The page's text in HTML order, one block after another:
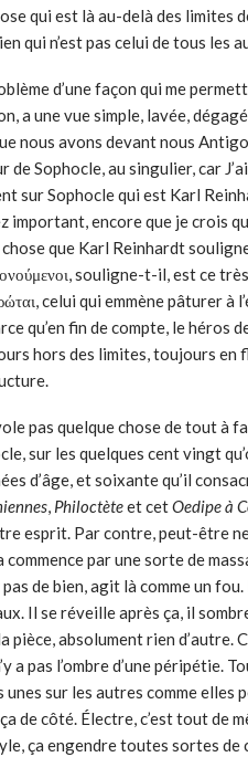
qui est là au-delà des limites
qui n’est pas celui de tous les
d’une façon qui me
a une vue simple, lavée,
nous avons devant nous
Sophocle, au singulier, car
sur Sophocle qui est Karl
important, encore que je crois
chose que Karl Reinhardt
souligne-t-il, est ce
celui qui emmène pâturer à
qu’en fin de compte, le
hors des limites, toujours en
pas quelque chose de tout
sur les quelques cent vingt
d’âge, et soixante qu’il
, Philoctèteet cetOedipe à
esprit. Par contre, peut-être
commence par une sorte de
de bien, agit là comme un
Il se réveille après ça, il
pièce, absolument rien d’autre.
a pas l’ombre d’une péripétie.
unes sur les autres comme
de côté. Électre, c’est tout de
ça engendre toutes sortes de